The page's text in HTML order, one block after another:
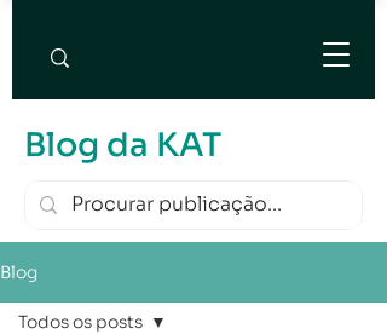
Blog da KAT
Blog
Todos os posts